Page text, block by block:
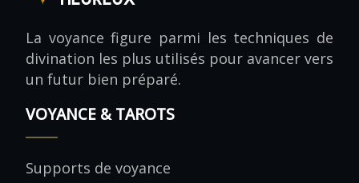
La voyance figure parmi les techniques de
divination les plus utilisés pour avancer vers
un futur bien préparé.
VOYANCE & TAROTS
Supports de voyance